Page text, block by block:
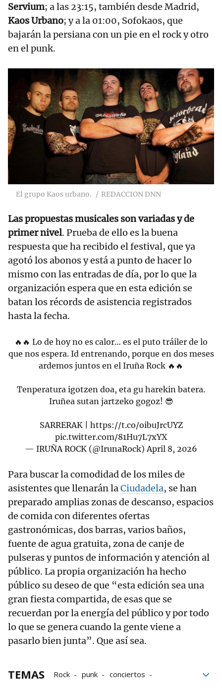
Servium; a las 23:15, también desde Madrid,
Kaos Urbano; y a la 01:00, Sofokaos, que
bajarán la persiana con un pie en el rock y otro
en el punk.
El grupo Kaos urbano. REDACCION DNN
Las propuestas musicales son variadas y de
primer nivel. Prueba de ello es la buena
respuesta que ha recibido el festival, que ya
agotó los abonos y está a punto de hacer lo
mismo con las entradas de día, por lo que la
organización espera que en esta edición se
batan los récords de asistencia registrados
hasta la fecha.
🔥🔥 Lo de hoy no es calor… es el puto tráiler de lo
que nos espera. Id entrenando, porque en dos meses
ardemos juntos en el Iruña Rock 🔥🔥
Tenperatura igotzen doa, eta gu harekin batera.
Iruñea sutan jartzeko gogoz! 😎
SARRERAK | https://t.co/oibuJrcUYZ
pic.twitter.com/81Hu7L7xYX
— IRUÑA ROCK (@IrunaRock)April 8, 2026
Para buscar la comodidad de los miles de
asistentes que llenarán laCiudadela, se han
preparado amplias zonas de descanso, espacios
de comida con diferentes ofertas
gastronómicas, dos barras, varios baños,
fuente de agua gratuita, zona de canje de
pulseras y puntos de información y atención al
público. La propia organización ha hecho
público su deseo de que “esta edición sea una
gran fiesta compartida, de esas que se
recuerdan por la energía del público y por todo
lo que se genera cuando la gente viene a
pasarlo bien junta”. Que así sea.
TEMAS Rock punk
conciertos